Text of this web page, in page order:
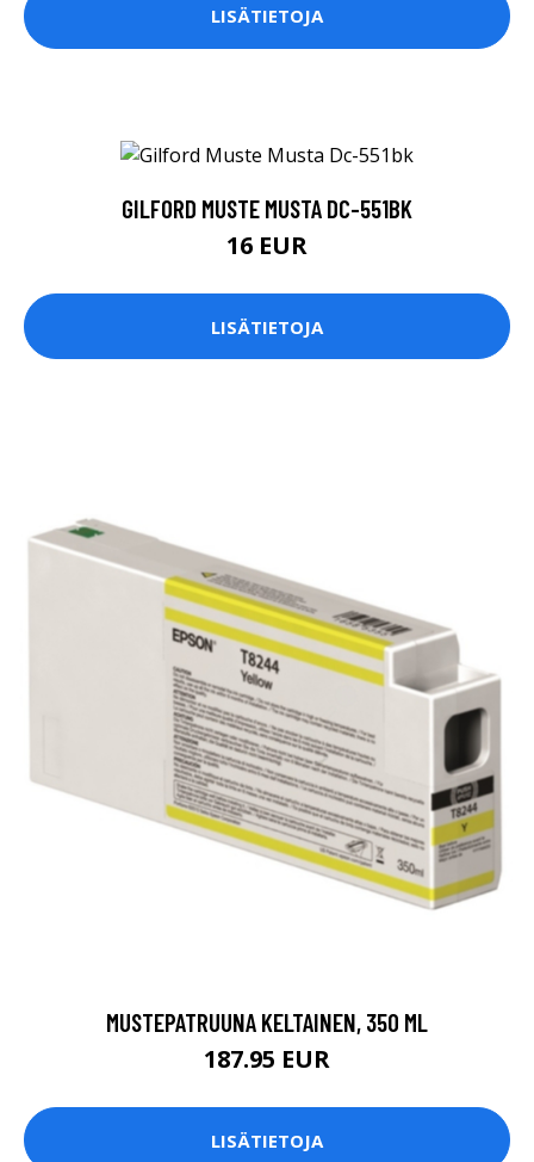
LISÄTIETOJA
GILFORD MUSTE MUSTA DC-551BK
16 EUR
LISÄTIETOJA
MUSTEPATRUUNA KELTAINEN, 350 ML
187.95 EUR
LISÄTIETOJA